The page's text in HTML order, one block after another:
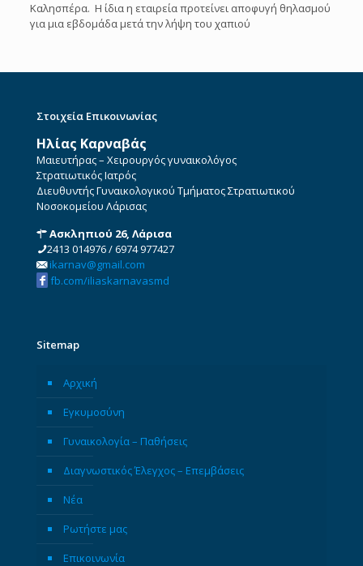
Καλησπέρα. Η ίδια η εταιρεία προτείνει αποφυγή θηλασμού
για μια εβδομάδα μετά την λήψη του χαπιού
Στοιχεία Επικοινωνίας
Ηλίας Καρναβάς
Μαιευτήρας – Χειρουργός γυναικολόγος
Στρατιωτικός Ιατρός
Διευθυντής Γυναικολογικού Τμήματος Στρατιωτικού
Νοσοκομείου Λάρισας
Ασκληπιού 26, Λάρισα
2413 014976/6974 977427
ikarnav@gmail.com
fb.com/iliaskarnavasmd
Sitemap
Αρχική
Εγκυμοσύνη
Γυναικολογία – Παθήσεις
Διαγνωστικός Έλεγχος – Επεμβάσεις
Νέα
Ρωτήστε μας
Επικοινωνία